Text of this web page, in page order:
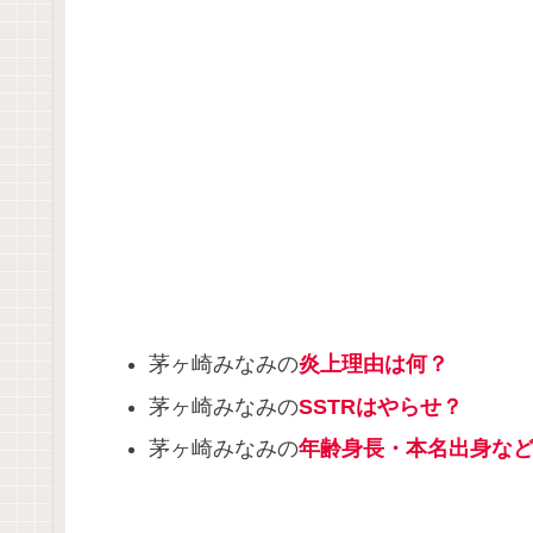
茅ヶ崎みなみの炎上理由は何？
茅ヶ崎みなみのSSTRはやらせ？
茅ヶ崎みなみの年齢身長・本名出身な